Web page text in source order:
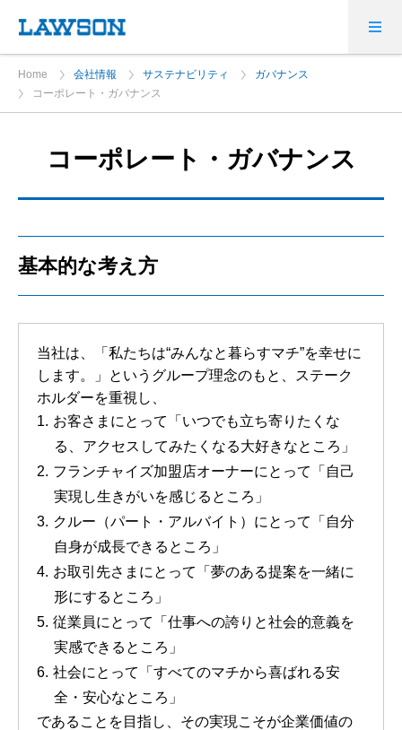
Home 会社情報 サステナビリティ
ガバナンス
コーポレート・ガバナンス
コーポレート・ガバナンス
基本的な考え方
当社は、「私たちは“みんなと暮らすマチ”を幸せに
します。」というグループ理念のもと、ステーク
ホルダーを重視し、
お客さまにとって「いつでも立ち寄りたくな
る、アクセスしてみたくなる大好きなところ」
フランチャイズ加盟店オーナーにとって「自己
実現し生きがいを感じるところ」
クルー（パート・アルバイト）にとって「自分
自身が成長できるところ」
お取引先さまにとって「夢のある提案を一緒に
形にするところ」
従業員にとって「仕事への誇りと社会的意義を
実感できるところ」
社会にとって「すべてのマチから喜ばれる安
全・安心なところ」
であることを目指し、その実現こそが企業価値の